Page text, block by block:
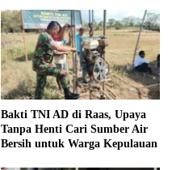
Bakti TNI AD di Raas, Upaya
Tanpa Henti Cari Sumber Air
Bersih untuk Warga Kepulauan